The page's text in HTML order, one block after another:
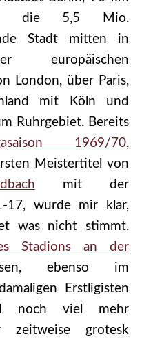
die 5,5 Mio.
Stadt mitten in
London, über Paris,
mit Köln und
Ruhrgebiet. Bereits
1969/70,
Meistertitel von
mit der
17, wurde mir klar,
was nicht stimmt.
Stadions an der
ebenso im
Erstligisten
noch viel mehr
zeitweise grotesk